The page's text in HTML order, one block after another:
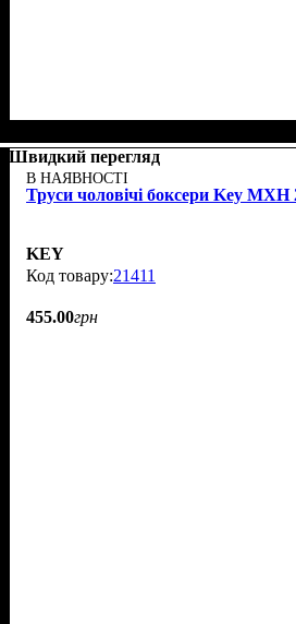
Швидкий перегляд
В НАЯВНОСТІ
Труси чоловічі боксери Key
KEY
21411
455.00грн